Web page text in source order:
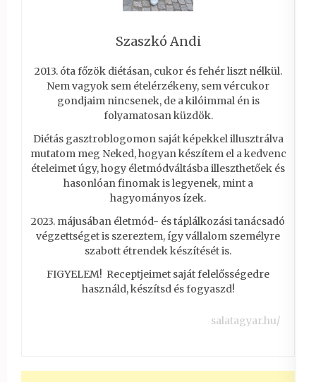
Szaszkó Andi
2013. óta főzök diétásan, cukor és fehér liszt nélkül.
Nem vagyok sem ételérzékeny, sem vércukor
gondjaim nincsenek, de a kilóimmal én is
folyamatosan küzdök.
Diétás gasztroblogomon saját képekkel illusztrálva
mutatom meg Neked, hogyan készítem el a kedvenc
ételeimet úgy, hogy életmódváltásba illeszthetőek és
hasonlóan finomak is legyenek, mint a
hagyományos ízek.
2023. májusában életmód- és táplálkozási tanácsadó
végzettséget is szereztem, így vállalom személyre
szabott étrendek készítését is.
FIGYELEM! Receptjeimet saját felelősségedre
használd, készítsd és fogyaszd!
salatagyar.hu/